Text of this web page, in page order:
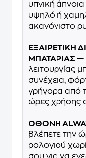
υπνική άπνοια
υψηλό ή
ακανόνιστο
ΕΞΑΙΡΕΤΙΚΗ
ΜΠΑΤΑΡΙΑΣ —
λειτουργίας
συνέχεια,
γρήγορα από
ώρες χρήσης
ΟΘΟΝΗ
βλέπετε την
ρολογιού
σου για να